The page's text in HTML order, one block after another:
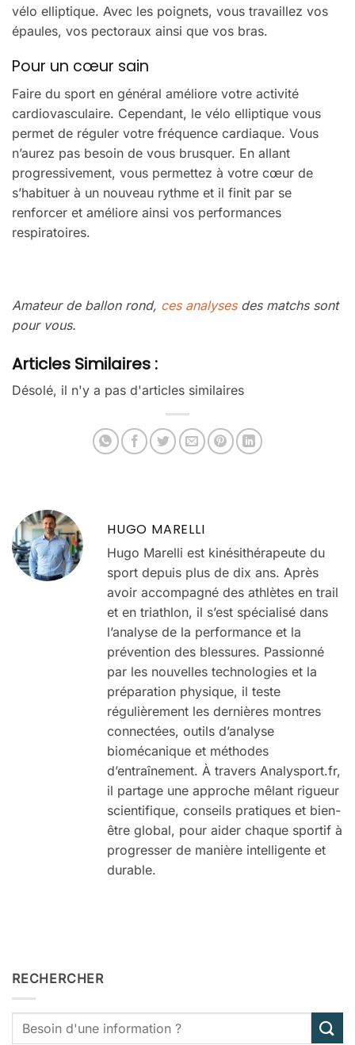
vélo elliptique. Avec les poignets, vous travaillez vos
épaules, vos pectoraux ainsi que vos bras.
Pour un cœur sain
Faire du sport en général améliore votre activité
cardiovasculaire. Cependant, le vélo elliptique vous
permet de réguler votre fréquence cardiaque. Vous
n’aurez pas besoin de vous brusquer. En allant
progressivement, vous permettez à votre cœur de
s’habituer à un nouveau rythme et il finit par se
renforcer et améliore ainsi vos performances
respiratoires.
Amateur de ballon rond, ces analysesdes matchs sont
pour vous.
Articles Similaires :
Désolé, il n'y a pas d'articles similaires
HUGO MARELLI
Hugo Marelli est kinésithérapeute du
sport depuis plus de dix ans. Après
avoir accompagné des athlètes en trail
et en triathlon, il s’est spécialisé dans
l’analyse de la performance et la
prévention des blessures. Passionné
par les nouvelles technologies et la
préparation physique, il teste
régulièrement les dernières montres
connectées, outils d’analyse
biomécanique et méthodes
d’entraînement. À travers Analysport.fr,
il partage une approche mêlant rigueur
scientifique, conseils pratiques et bien-
être global, pour aider chaque sportif à
progresser de manière intelligente et
durable.
RECHERCHER